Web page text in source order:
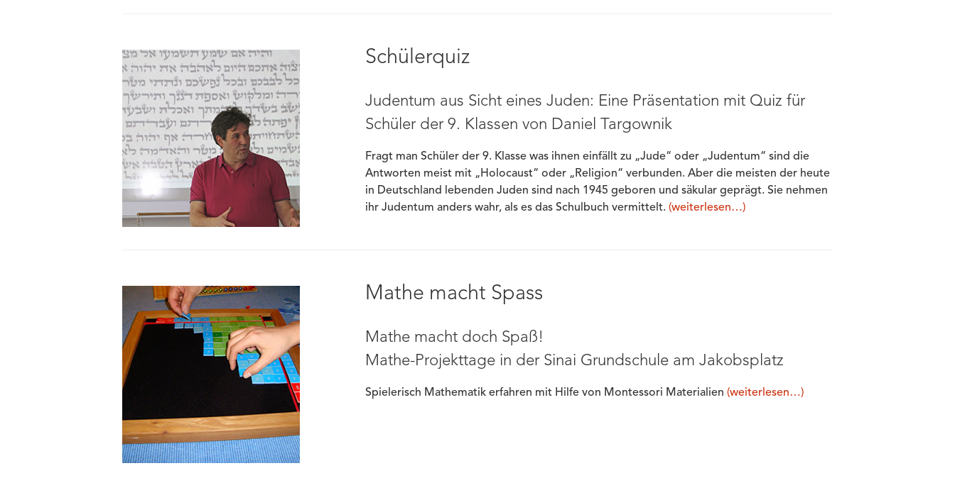
Schülerquiz
Judentum aus Sicht eines Juden: Eine Präsentation mit Quiz für
Schüler der 9. Klassen von Daniel Targownik
Fragt man Schüler der 9. Klasse was ihnen einfällt zu „Jude“ oder „Judentum“ sind die
Antworten meist mit „Holocaust“ oder „Religion“ verbunden. Aber die meisten der heute
in Deutschland lebenden Juden sind nach 1945 geboren und säkular geprägt. Sie nehmen
ihr Judentum anders wahr, als es das Schulbuch vermittelt. (weiterlesen…)
Mathe macht Spass
Mathe macht doch Spaß!
Mathe-Projekttage in der Sinai Grundschule am Jakobsplatz
Spielerisch Mathematik erfahren mit Hilfe von Montessori Materialien (weiterlesen…)